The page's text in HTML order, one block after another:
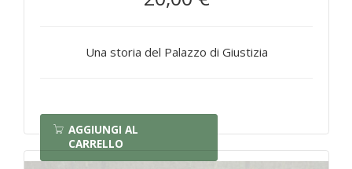
Una storia del Palazzo di Giustizia
AGGIUNGI AL
CARRELLO